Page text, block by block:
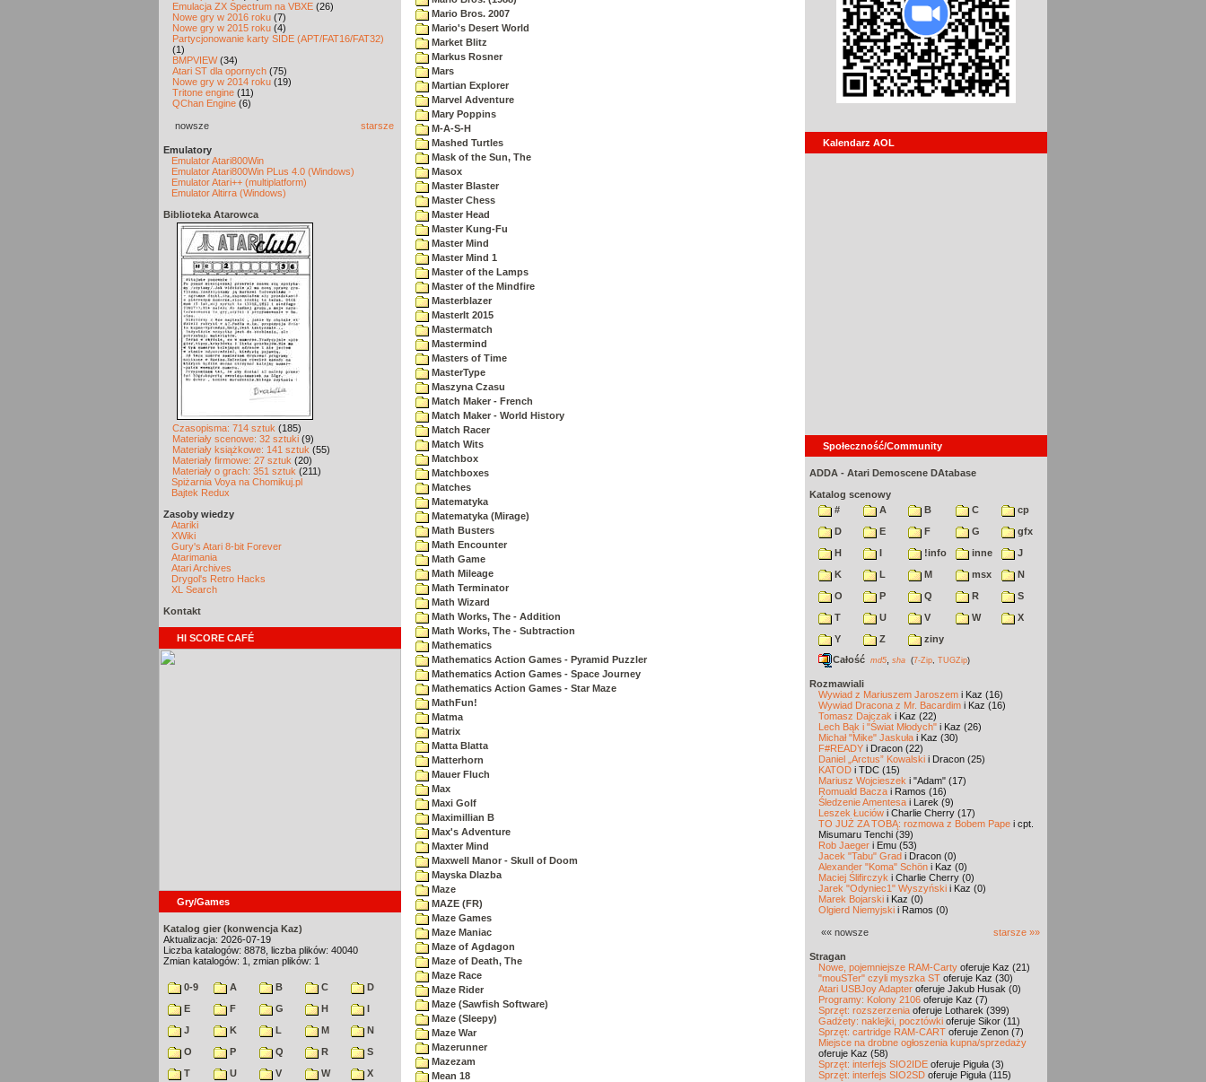
Emulacja ZX Spectrum na VBXE (26)
Nowe gry w 2016 roku (7)
Nowe gry w 2015 roku (4)
Partycjonowanie karty SIDE (APT/FAT16/FAT32)
(1)
BMPVIEW(34)
Atari ST dla opornych (75)
Nowe gry w 2014 roku (19)
Tritone engine (11)
QChan Engine (6)
nowsze starsze
Emulatory
Emulator Atari800Win
Emulator Atari800Win PLus 4.0 (Windows)
Emulator Atari++ (multiplatform)
Emulator Altirra (Windows)
Biblioteka Atarowca
Czasopisma: 714 sztuk (185)
Materiały scenowe: 32 sztuki (9)
Materiały książkowe: 141 sztuk (55)
Materiały firmowe: 27 sztuk (20)
Materiały o grach: 351 sztuk (211)
Spiżarnia Voya na Chomikuj.pl
Bajtek Redux
Zasoby wiedzy
Atariki
XWiki
Gury's Atari 8-bit Forever
Atarimania
Atari Archives
Drygol's Retro Hacks
XL Search
Kontakt
HI SCORE CAFÉ
Gry/Games
Katalog gier (konwencja Kaz)
Aktualizacja: 2026-07-19
Liczba katalogów: 8878, liczba plików: 40040
Zmian katalogów: 1, zmian plików: 1
0-9 A B C
D
E
F G H
I
J
K L M
N
O
P Q R
S
T
U V W
X
Mario Bros. 2007
Mario's Desert World
Market Blitz
Markus Rosner
Mars
Martian Explorer
Marvel Adventure
Mary Poppins
M-A-S-H
Mashed Turtles
Mask of the Sun, The
Masox
Master Blaster
Master Chess
Master Head
Master Kung-Fu
Master Mind
Master Mind 1
Master of the Lamps
Master of the Mindfire
Masterblazer
MasterIt 2015
Mastermatch
Mastermind
Masters of Time
MasterType
Maszyna Czasu
Match Maker - French
Match Maker - World History
Match Racer
Match Wits
Matchbox
Matchboxes
Matches
Matematyka
Matematyka (Mirage)
Math Busters
Math Encounter
Math Game
Math Mileage
Math Terminator
Math Wizard
Math Works, The - Addition
Math Works, The - Subtraction
Mathematics
Mathematics Action Games - Pyramid Puzzler
Mathematics Action Games - Space Journey
Mathematics Action Games - Star Maze
MathFun!
Matma
Matrix
Matta Blatta
Matterhorn
Mauer Fluch
Max
Maxi Golf
Maximillian B
Max's Adventure
Maxter Mind
Maxwell Manor - Skull of Doom
Mayska Dlazba
Maze
MAZE (FR)
Maze Games
Maze Maniac
Maze of Agdagon
Maze of Death, The
Maze Race
Maze Rider
Maze (Sawfish Software)
Maze (Sleepy)
Maze War
Mazerunner
Mazezam
Mean 18
Kalendarz AOL
Społeczność/Community
ADDA - Atari Demoscene DAtabase
Katalog scenowy
#
A B C
cp
D
E F G
gfx
H
I !info inne
J
K
L M msx
N
O
P Q R
S
T
U V W
X
Y
Z
ziny
Całość md5 sha (7-Zip TUGZip)
Rozmawiali
Wywiad z Mariuszem Jaroszem i Kaz (16)
Wywiad Dracona z Mr. Bacardim i Kaz (16)
Tomasz Dajczak i Kaz (22)
Lech Bąk i "Świat Młodych" i Kaz (26)
Michał "Mike" Jaskuła i Kaz (30)
F#READY i Dracon (22)
Daniel „Arctus” Kowalski i Dracon (25)
KATOD i TDC (15)
Mariusz Wojcieszek i "Adam" (17)
Romuald Bacza i Ramos (16)
Śledzenie Amentesa i Larek (9)
Leszek Łuciów i Charlie Cherry (17)
TO JUŻ ZA TOBĄ: rozmowa z Bobem Pape i cpt.
Misumaru Tenchi (39)
Rob Jaeger i Emu (53)
Jacek "Tabu" Grad i Dracon (0)
Alexander "Koma" Schön i Kaz (0)
Maciej Ślifirczyk i Charlie Cherry (0)
Jarek "Odyniec1" Wyszyński i Kaz (0)
Marek Bojarski i Kaz (0)
Olgierd Niemyjski i Ramos (0)
«« nowsze starsze »»
Stragan
Nowe, pojemniejsze RAM-Carty oferuje Kaz (21)
"mouSTer" czyli myszka ST oferuje Kaz (30)
Atari USBJoy Adapter oferuje Jakub Husak (0)
Programy: Kolony 2106 oferuje Kaz (7)
Sprzęt: rozszerzenia oferuje Lotharek (399)
Gadżety: naklejki, pocztówki oferuje Sikor (11)
Sprzęt: cartridge RAM-CART oferuje Zenon (7)
Miejsce na drobne ogłoszenia kupna/sprzedaży
oferuje Kaz (58)
Sprzęt: interfejs SIO2IDE oferuje Piguła (3)
Sprzęt: interfejs SIO2SD oferuje Piguła (115)